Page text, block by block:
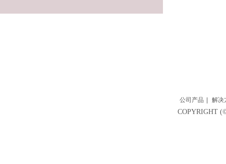
公司产品 解决
COPYRIGHT